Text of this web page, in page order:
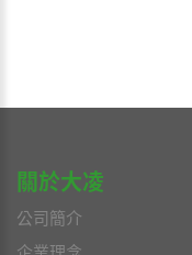
關於大凌
公司簡介